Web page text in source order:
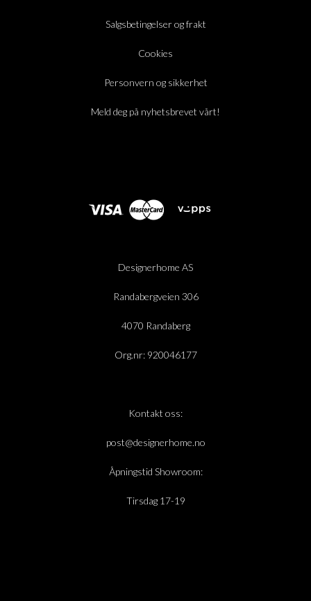
Salgsbetingelser og frakt
Cookies
Personvern og sikkerhet
Meld deg på nyhetsbrevet vårt!
Designerhome AS
Randabergveien 306
4070 Randaberg
Org.nr: 920046177
Kontakt oss:
post@designerhome.no
Åpningstid Showroom:
Tirsdag 17-19